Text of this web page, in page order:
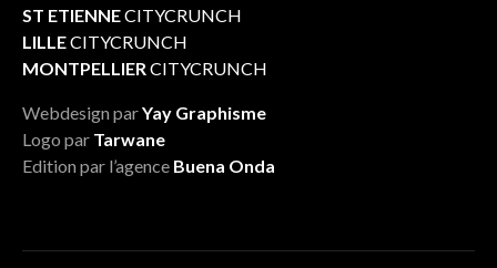
ST ETIENNECITYCRUNCH
LILLECITYCRUNCH
MONTPELLIERCITYCRUNCH
Webdesign parYay Graphisme
Logo par Tarwane
Edition par l’agence Buena Onda